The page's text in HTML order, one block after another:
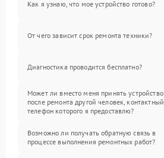
Как я узнаю, что мое устройство готово?
От чего зависит срок ремонта техники?
Диагностика проводится бесплатно?
Может ли вместо меня принять устройство
после ремонта другой человек, контактный
телефон которого я предоставлю?
Возможно ли получать обратную связь в
процессе выполнения ремонтных работ?